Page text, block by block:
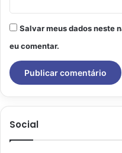
Salvar meus dados neste
eu comentar.
Social